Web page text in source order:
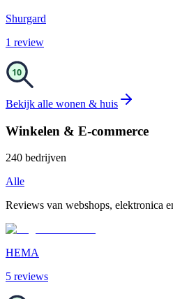
Shurgard
1 review
10
Bekijk alle wonen & huis
Winkelen & E-commerce
240 bedrijven
Alle
Reviews van webshops, elektronica
HEMA
5 reviews